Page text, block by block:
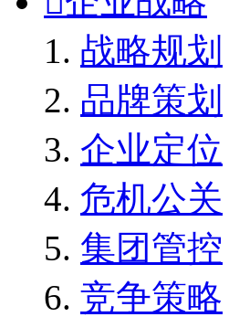
战略规划
品牌策划
企业定位
危机公关
集团管控
竞争策略